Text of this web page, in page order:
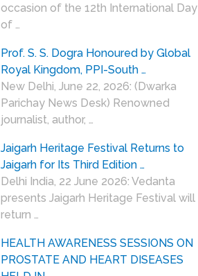
occasion of the 12th International Day
of …
Prof. S. S. Dogra Honoured by Global
Royal Kingdom, PPI-South …
New Delhi, June 22, 2026: (Dwarka
Parichay News Desk) Renowned
journalist, author, …
Jaigarh Heritage Festival Returns to
Jaigarh for Its Third Edition …
Delhi India, 22 June 2026: Vedanta
presents Jaigarh Heritage Festival will
return …
HEALTH AWARENESS SESSIONS ON
PROSTATE AND HEART DISEASES